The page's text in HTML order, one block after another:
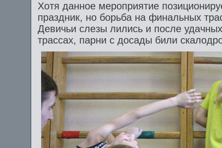
Хотя данное мероприятие
праздник, но борьба на финальных
Девичьи слезы лились и после
трассах, парни с досады били